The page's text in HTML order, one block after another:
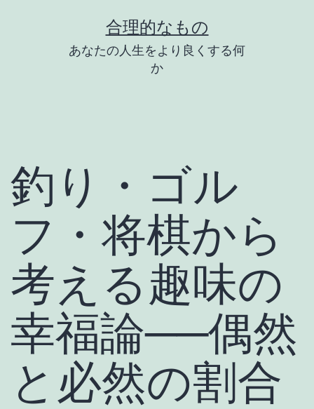
キ
ッ
合理的なもの
あなたの人生をより良くする何
か
釣り・ゴル
フ・将棋から
考える趣味の
幸福論──偶然
と必然の割合